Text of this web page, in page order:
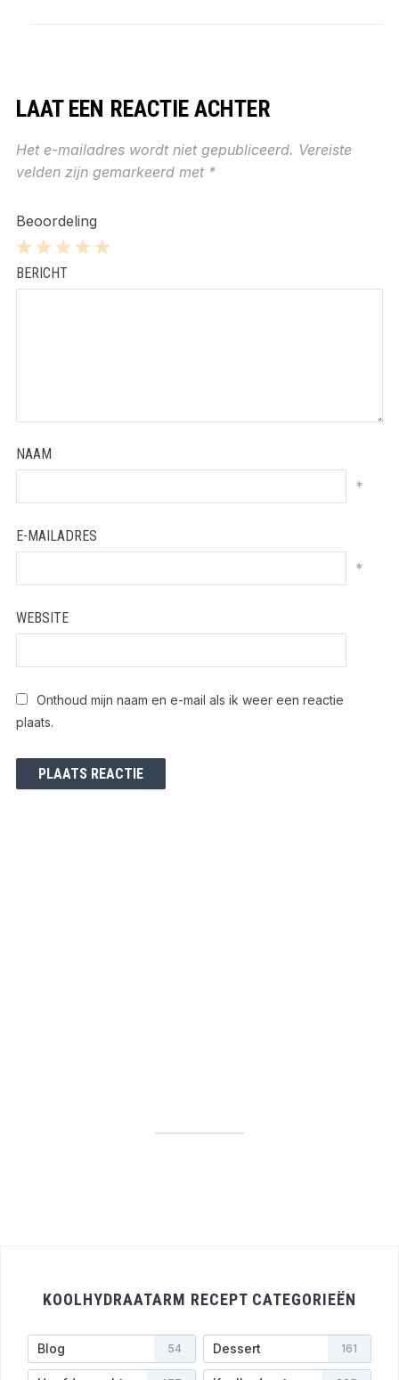
LAAT EEN REACTIE ACHTER
Het e-mailadres wordt niet gepubliceerd. Vereiste
velden zijn gemarkeerd met *
Beoordeling
3
2
1
BERICHT
NAAM
*
E-MAILADRES
*
WEBSITE
Onthoud mijn naam en e-mail als ik weer een reactie
plaats.
KOOLHYDRAATARM RECEPT CATEGORIEËN
Blog 54 Dessert 161